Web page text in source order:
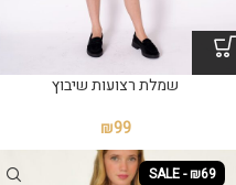
שמלת רצועות שיבוץ
₪99
SALE - ₪69